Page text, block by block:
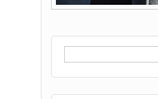
Formular de